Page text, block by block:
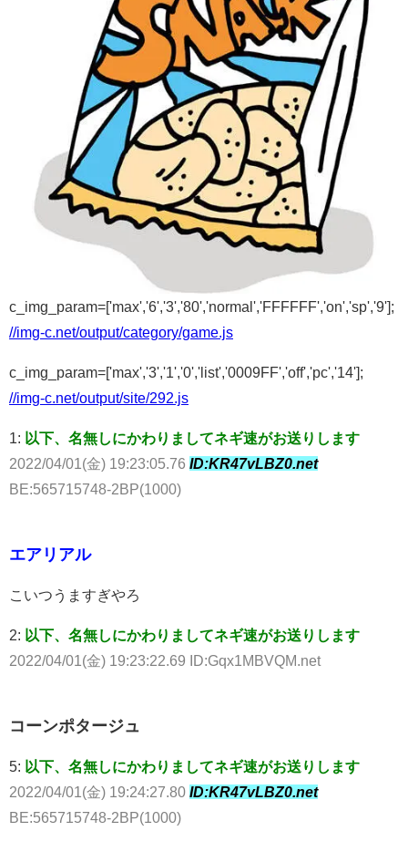
c_img_param=['max','6','3','80','normal','FFFFFF','on','sp','9'];
//img-c.net/output/category/game.js
c_img_param=['max','3','1','0','list','0009FF','off','pc','14'];
//img-c.net/output/site/292.js
1: 以下、名無しにかわりましてネギ速がお送りします
2022/04/01(金) 19:23:05.76 ID:KR47vLBZ0.net
BE:565715748-2BP(1000)
エアリアル
こいつうますぎやろ
2: 以下、名無しにかわりましてネギ速がお送りします
2022/04/01(金) 19:23:22.69 ID:Gqx1MBVQM.net
コーンポタージュ
5: 以下、名無しにかわりましてネギ速がお送りします
2022/04/01(金) 19:24:27.80 ID:KR47vLBZ0.net
BE:565715748-2BP(1000)